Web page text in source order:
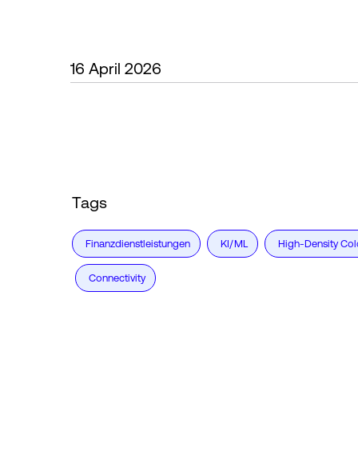
16 April 2026
Tags
Finanzdienstleistungen KI/ML High-Density
Connectivity